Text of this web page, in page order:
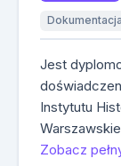
Jest
Instytutu
Zobacz